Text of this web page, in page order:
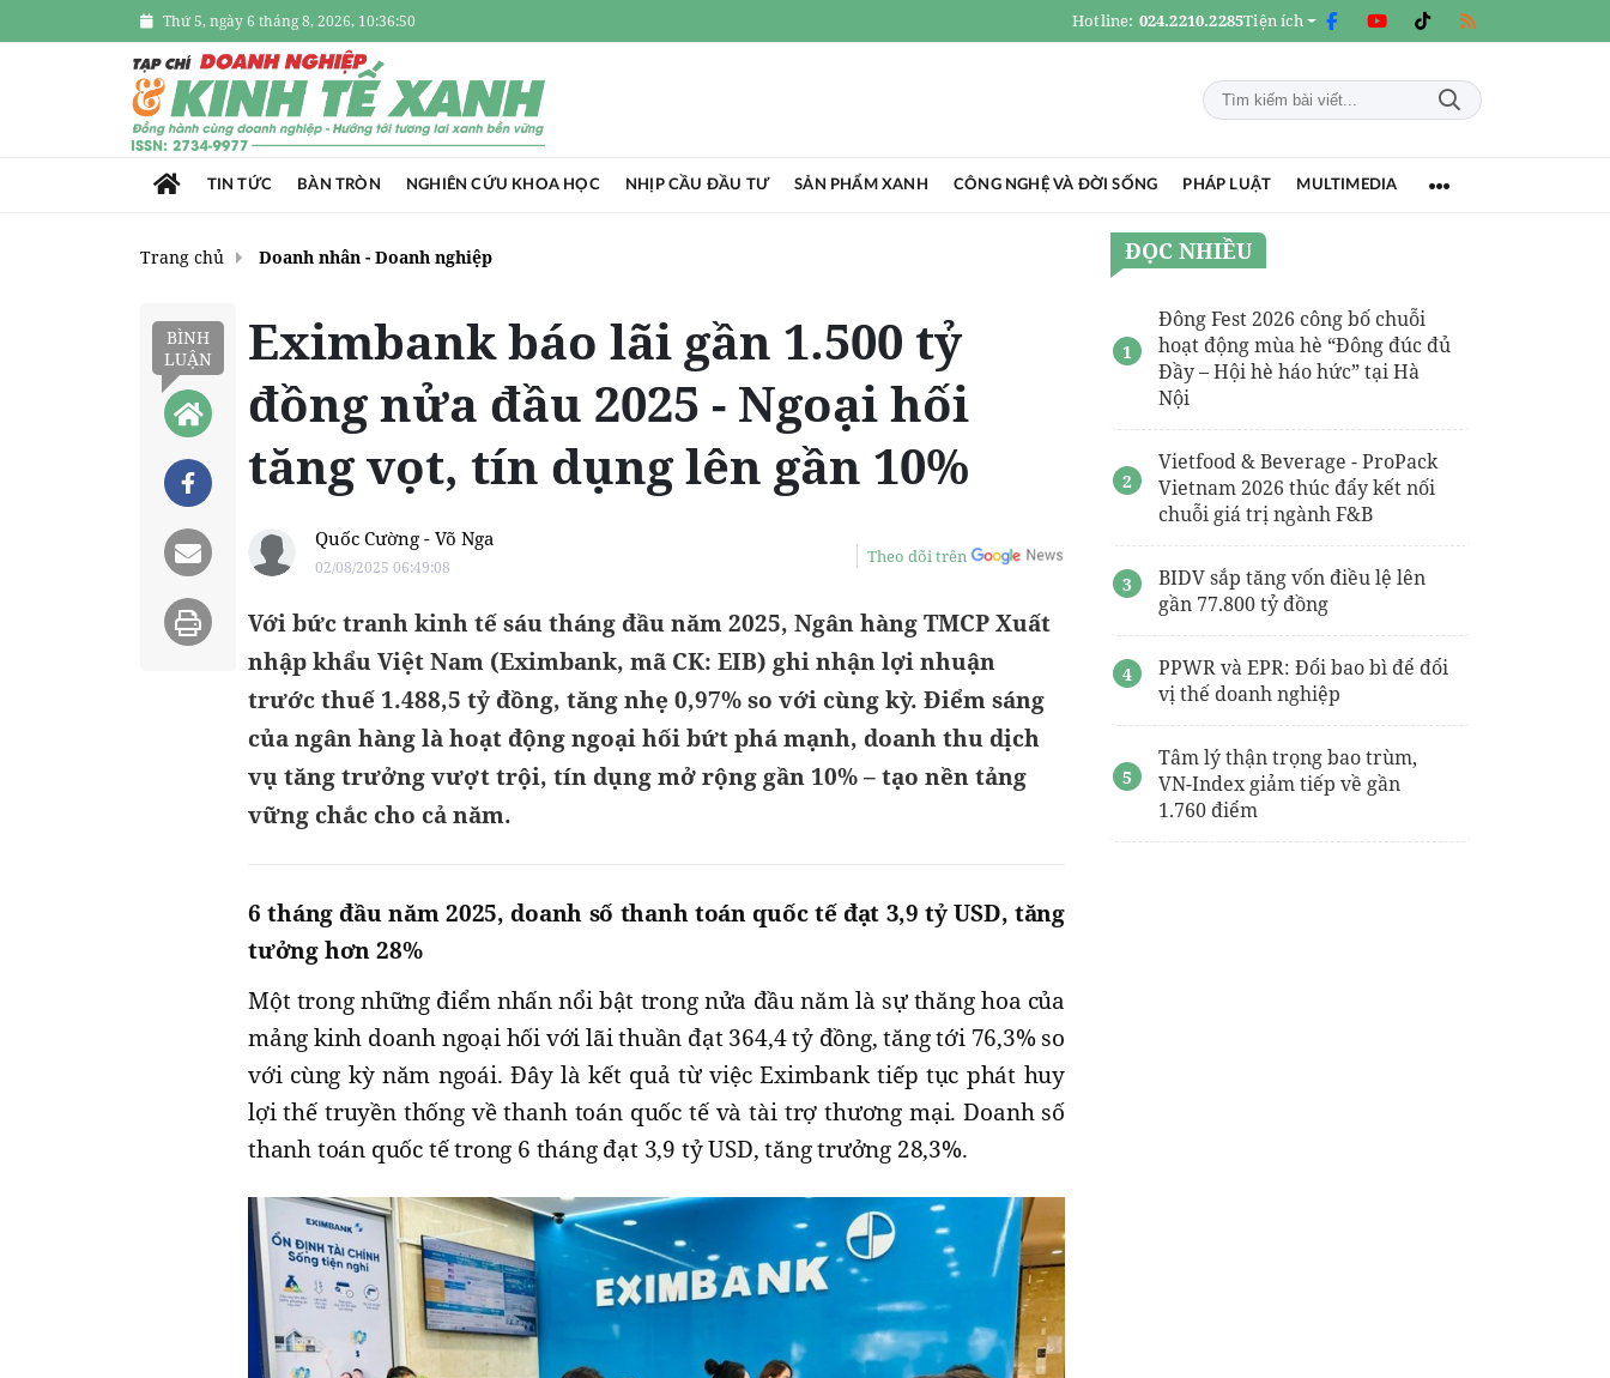
Thứ 5, ngày 6 tháng 8, 2026, 10:36:51 Hotline: 024.2210.2285Tiện ích
TIN TỨC BÀN TRÒN NGHIÊN CỨU KHOA HỌC NHỊP CẦU ĐẦU TƯ SẢN PHẨM XANH CÔNG NGHỆ VÀ ĐỜI SỐNG PHÁP LUẬT MULTIMEDIA
Trang chủ Doanh nhân - Doanh nghiệp
BÌNH
LUẬN
Eximbank báo lãi gần 1.500 tỷ
đồng nửa đầu 2025 - Ngoại hối
tăng vọt, tín dụng lên gần 10%
Quốc Cường - Võ Nga
02/08/2025 06:49:08
Theo dõi trên
Với bức tranh kinh tế sáu tháng đầu năm 2025, Ngân hàng TMCP Xuất
nhập khẩu Việt Nam (Eximbank, mã CK: EIB) ghi nhận lợi nhuận
trước thuế 1.488,5 tỷ đồng, tăng nhẹ 0,97% so với cùng kỳ. Điểm sáng
của ngân hàng là hoạt động ngoại hối bứt phá mạnh, doanh thu dịch
vụ tăng trưởng vượt trội, tín dụng mở rộng gần 10% – tạo nền tảng
vững chắc cho cả năm.
6 tháng đầu năm 2025, doanh số thanh toán quốc tế đạt 3,9 tỷ USD, tăng
tưởng hơn 28%
Một trong những điểm nhấn nổi bật trong nửa đầu năm là sự thăng hoa của
mảng kinh doanh ngoại hối với lãi thuần đạt 364,4 tỷ đồng, tăng tới 76,3% so
với cùng kỳ năm ngoái. Đây là kết quả từ việc Eximbank tiếp tục phát huy
lợi thế truyền thống về thanh toán quốc tế và tài trợ thương mại. Doanh số
thanh toán quốc tế trong 6 tháng đạt 3,9 tỷ USD, tăng trưởng 28,3%.
ĐỌC NHIỀU
Đông Fest 2026 công bố chuỗi
hoạt động mùa hè “Đông đúc đủ
Đầy – Hội hè háo hức” tại Hà
Nội
Vietfood & Beverage - ProPack
Vietnam 2026 thúc đẩy kết nối
chuỗi giá trị ngành F&B
BIDV sắp tăng vốn điều lệ lên
gần 77.800 tỷ đồng
PPWR và EPR: Đổi bao bì để đổi
vị thế doanh nghiệp
Tâm lý thận trọng bao trùm,
VN-Index giảm tiếp về gần
1.760 điểm